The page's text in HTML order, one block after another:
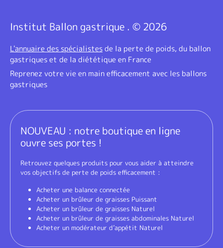
Institut Ballon gastrique . © 2026
L'annuaire des spécialistesde la perte de poids, du ballon
gastriques et de la diététique en France
Reprenez votre vie en main efficacement avec les ballons
gastriques
NOUVEAU : notre boutique en ligne
ouvre ses portes !
Retrouvez quelques produits pour vous aider à atteindre
vos objectifs de perte de poids efficacement :
Acheter une balance connectée
Acheter un brûleur de graisses Puissant
Acheter un brûleur de graisses Naturel
Acheter un brûleur de graisses abdominales Naturel
Acheter un modérateur d’appétit Naturel